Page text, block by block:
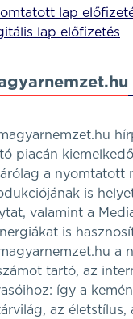
lap
lap előfizetés
piacán
a nyomtatott
is
valamint a
is
a
tartó, az
így a
az